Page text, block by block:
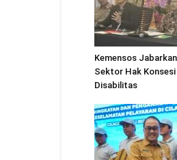
Kemensos
Sektor Hak Konsesi
Disabilitas